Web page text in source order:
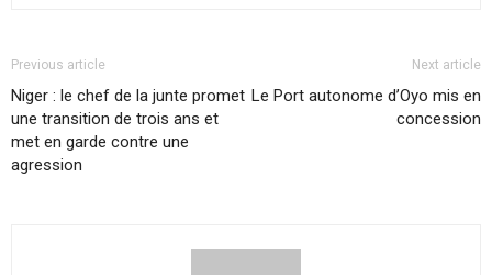
Previous article
Niger : le chef de la junte promet
une transition de trois ans et
met en garde contre une
agression
Next article
Le Port autonome d’Oyo mis en
concession